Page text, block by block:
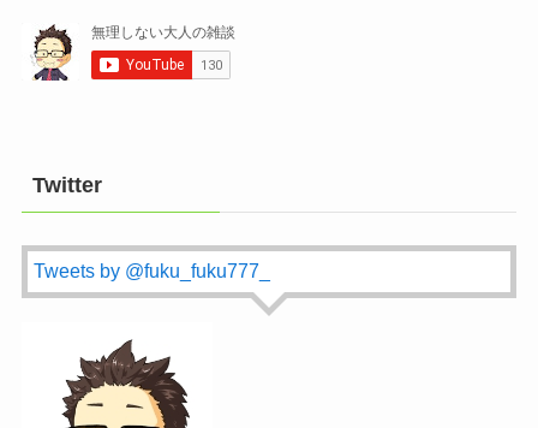
Twitter
Tweets by @fuku_fuku777_